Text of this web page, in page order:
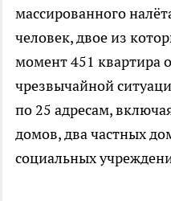
массированного
человек, двое из
момент 451 квартира
чрезвычайной
по 25 адресам,
домов, два частных
социальных